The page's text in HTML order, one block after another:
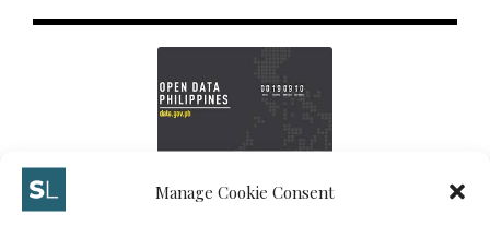
Manage Cookie Consent
Minggu lalu, saya ditanya sama wartawan Reuters soal